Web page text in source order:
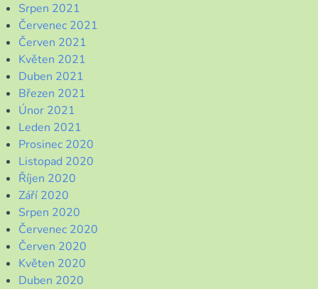
Srpen 2021
Červenec 2021
Červen 2021
Květen 2021
Duben 2021
Březen 2021
Únor 2021
Leden 2021
Prosinec 2020
Listopad 2020
Říjen 2020
Září 2020
Srpen 2020
Červenec 2020
Červen 2020
Květen 2020
Duben 2020